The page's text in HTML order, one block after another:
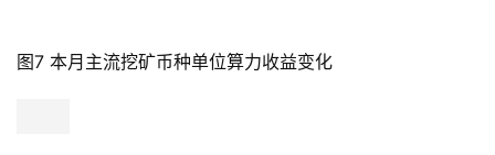
图7 本月主流挖矿币种单位算力收益变化